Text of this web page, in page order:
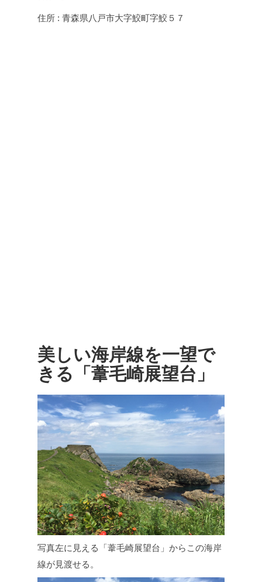
住所 : 青森県八戸市大字鮫町字鮫５７
美しい海岸線を一望で
きる「葦毛崎展望台」
写真左に見える「葦毛崎展望台」からこの海岸
線が見渡せる。